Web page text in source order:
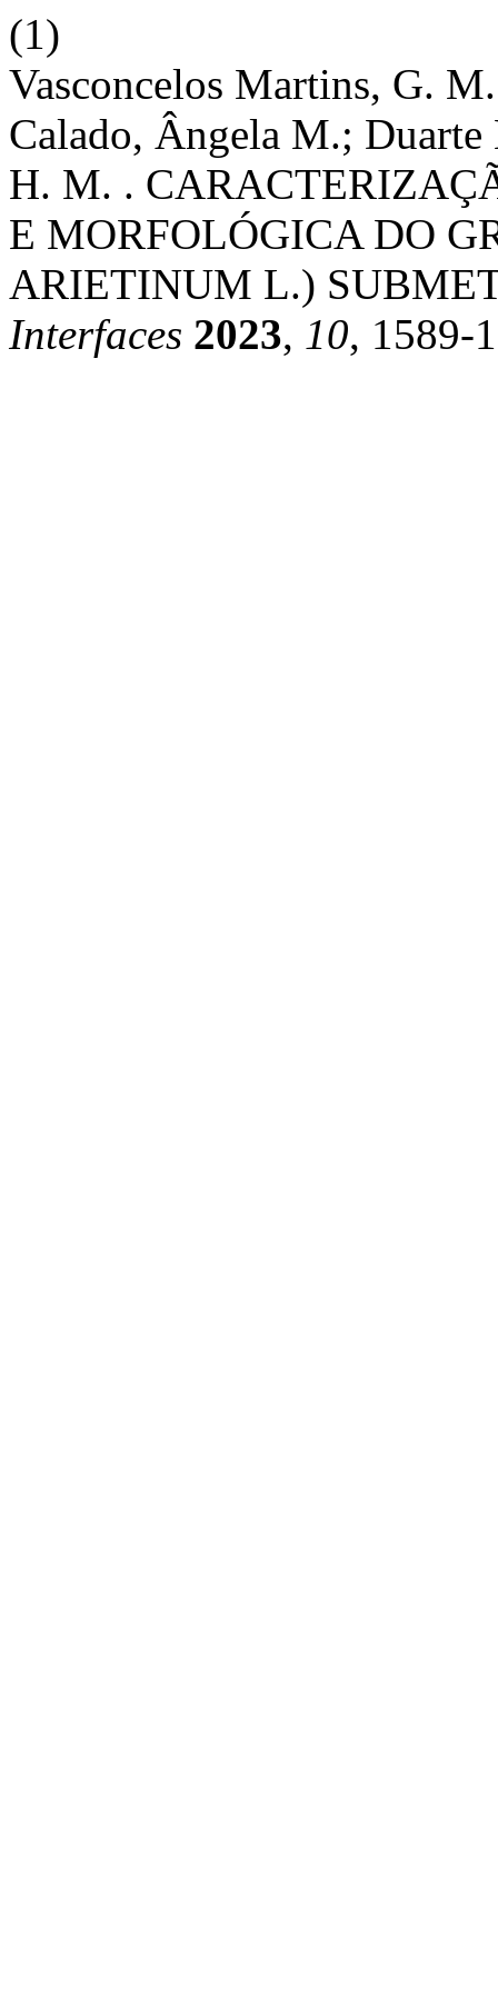
(1)
Vasconcelos Martins, G.
Calado, Ângela M.;
H. M. .
E MORFOLÓGICA DO
ARIETINUM L.)
Interfaces 2023, 10, 1589-